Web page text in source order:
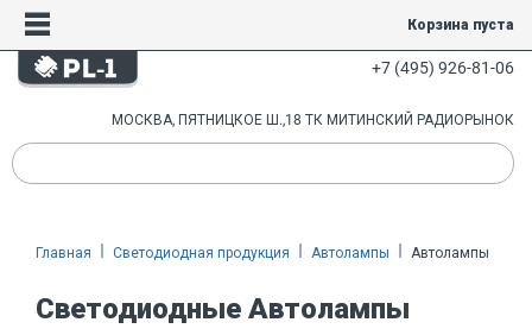
Корзина пуста
+7 (495) 926-81-06
МОСКВА, ПЯТНИЦКОЕ Ш.,18 ТК МИТИНСКИЙ РАДИОРЫНОК
Главная Светодиодная продукция Автолампы Автолампы
Светодиодные Автолампы